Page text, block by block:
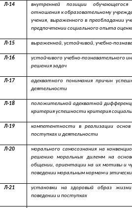
Л-14
внутренней позиции
отношения к образовательному
учения, выраженного в преобладании
предпочтении социального опыта
Л-15 выраженной, устойчивой, учебно-
Л-16
устойчивого учебно-познавательного
решения задач
Л-17
адекватного понимания причин
деятельности
Л-18
положительной адекватной
критерия успешности критерия
Л-19
компетентности в реализации
поступках и деятельности
Л-20
морального самосознания на
решению моральных дилемм на
общении, ориентации на их мотивы и
поведении моральным нормам и
Л-21
установки на здоровый образ
поведении и поступках